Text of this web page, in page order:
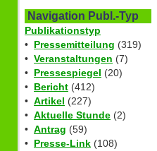
Navigation Publ.-Typ
Publikationstyp
• Pressemitteilung (319)
• Veranstaltungen (7)
• Pressespiegel (20)
• Bericht (412)
• Artikel (227)
• Aktuelle Stunde (2)
• Antrag (59)
• Presse-Link (108)